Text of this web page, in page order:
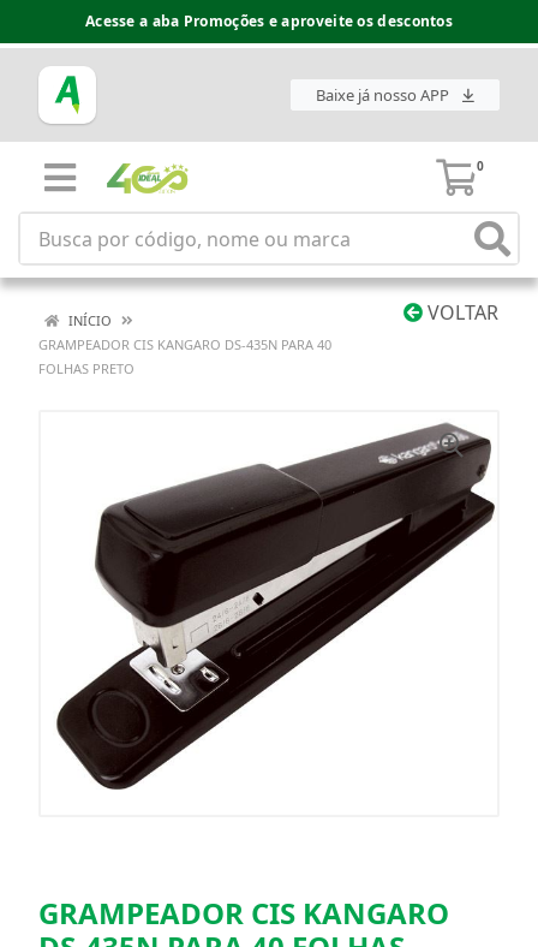
Acesse a aba Promoções e aproveite os descontos
Baixe já nosso APP
0
VOLTAR
INÍCIO
GRAMPEADOR CIS KANGARO DS-435N PARA 40
FOLHAS PRETO
GRAMPEADOR CIS KANGARO